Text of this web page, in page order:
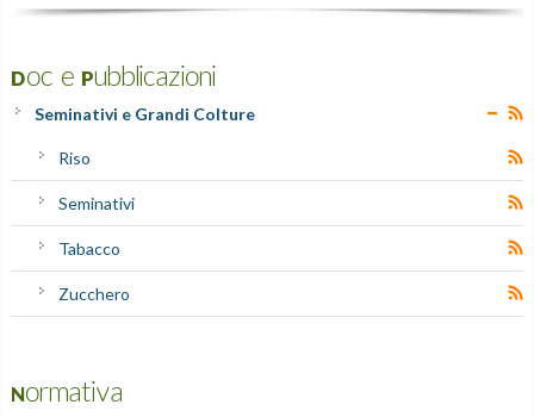
Doc e Pubblicazioni
Seminativi e Grandi Colture
Riso
Seminativi
Tabacco
Zucchero
Normativa